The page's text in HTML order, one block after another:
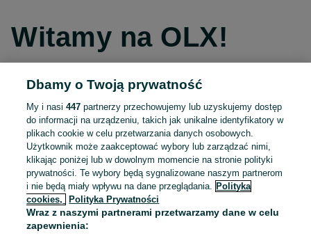
Witamy na OLX!
Kontynuuj przez Facebooka
Kontynuuj przez konto Apple
Kontynuuj przez konto Google
LUB
Dbamy o Twoją prywatność
My i nasi447 partnerzy przechowujemy lub uzyskujemy dostęp
do informacji na urządzeniu, takich jak unikalne identyfikatory w
plikach cookie w celu przetwarzania danych osobowych.
Użytkownik może zaakceptować wybory lub zarządzać nimi,
klikając poniżej lub w dowolnym momencie na stronie polityki
prywatności. Te wybory będą sygnalizowane naszym partnerom
i nie będą miały wpływu na dane przeglądania.
Polityka
cookies,
Polityka Prywatności
Wraz z naszymi partnerami przetwarzamy dane w celu
zapewnienia: